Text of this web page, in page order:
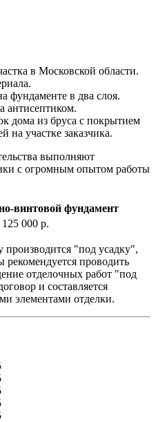
в Московской области.
фундаменте в два слоя.
антисептиком.
дома из бруса с покрытием
участке заказчика.
выполняют
с огромным опытом работы
винтовой фундамент
000 р.
производится "под усадку",
проводить
отделочных работ "под
и составляется
элементами отделки.